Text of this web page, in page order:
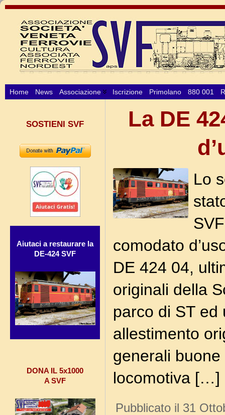
Home News Associazione Iscrizione Primolano 880 001
SOSTIENI SVF
Aiutaci a restaurare la
DE-424 SVF
DONA IL 5x1000
A SVF
La DE
Lo
comodato
DE 424 04,
originali della
parco di ST ed
allestimento
generali
locomotiva […]
Pubblicato il 31